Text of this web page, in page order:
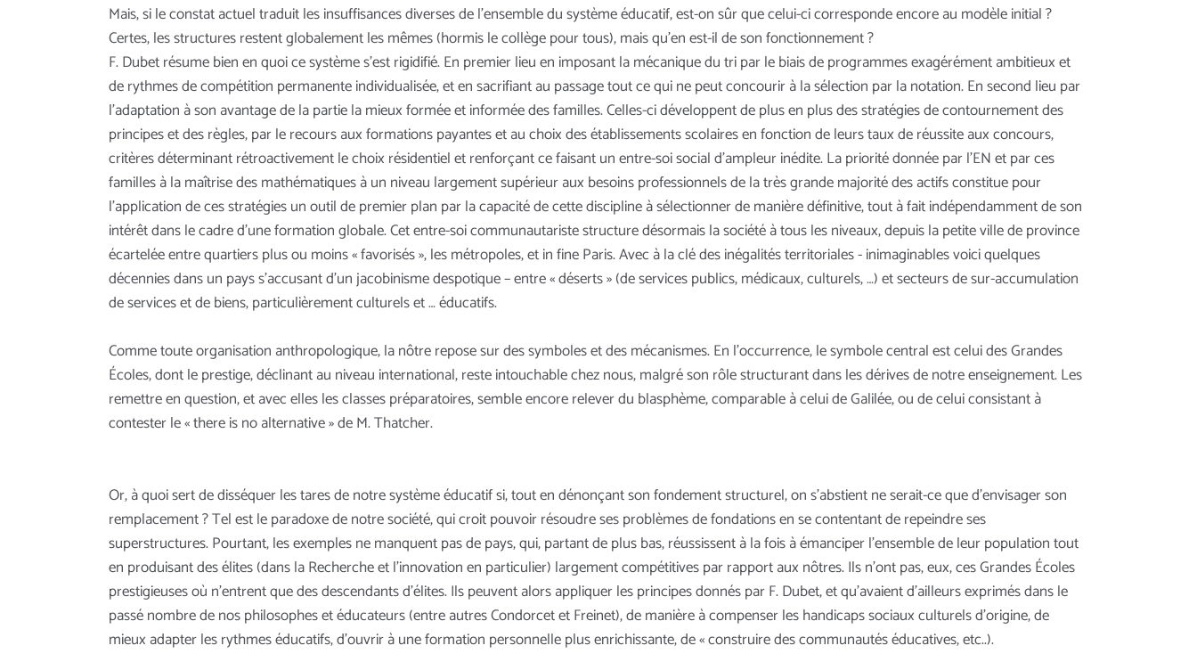
Mais, si le constat actuel traduit les insuffisances diverses de l’ensemble du système éducatif, est-on sûr que celui-ci corresponde encore au modèle initial ?
Certes, les structures restent globalement les mêmes (hormis le collège pour tous), mais qu’en est-il de son fonctionnement ?
F. Dubet résume bien en quoi ce système s’est rigidifié. En premier lieu en imposant la mécanique du tri par le biais de programmes exagérément ambitieux et
de rythmes de compétition permanente individualisée, et en sacrifiant au passage tout ce qui ne peut concourir à la sélection par la notation. En second lieu par
l’adaptation à son avantage de la partie la mieux formée et informée des familles. Celles-ci développent de plus en plus des stratégies de contournement des
principes et des règles, par le recours aux formations payantes et au choix des établissements scolaires en fonction de leurs taux de réussite aux concours,
critères déterminant rétroactivement le choix résidentiel et renforçant ce faisant un entre-soi social d’ampleur inédite. La priorité donnée par l’EN et par ces
familles à la maîtrise des mathématiques à un niveau largement supérieur aux besoins professionnels de la très grande majorité des actifs constitue pour
l’application de ces stratégies un outil de premier plan par la capacité de cette discipline à sélectionner de manière définitive, tout à fait indépendamment de son
intérêt dans le cadre d’une formation globale. Cet entre-soi communautariste structure désormais la société à tous les niveaux, depuis la petite ville de province
écartelée entre quartiers plus ou moins « favorisés », les métropoles, et in fine Paris. Avec à la clé des inégalités territoriales - inimaginables voici quelques
décennies dans un pays s’accusant d’un jacobinisme despotique – entre « déserts » (de services publics, médicaux, culturels, …) et secteurs de sur-accumulation
de services et de biens, particulièrement culturels et … éducatifs.
Comme toute organisation anthropologique, la nôtre repose sur des symboles et des mécanismes. En l’occurrence, le symbole central est celui des Grandes
Écoles, dont le prestige, déclinant au niveau international, reste intouchable chez nous, malgré son rôle structurant dans les dérives de notre enseignement. Les
remettre en question, et avec elles les classes préparatoires, semble encore relever du blasphème, comparable à celui de Galilée, ou de celui consistant à
contester le « there is no alternative » de M. Thatcher.
Or, à quoi sert de disséquer les tares de notre système éducatif si, tout en dénonçant son fondement structurel, on s’abstient ne serait-ce que d’envisager son
remplacement ? Tel est le paradoxe de notre société, qui croit pouvoir résoudre ses problèmes de fondations en se contentant de repeindre ses
superstructures. Pourtant, les exemples ne manquent pas de pays, qui, partant de plus bas, réussissent à la fois à émanciper l’ensemble de leur population tout
en produisant des élites (dans la Recherche et l’innovation en particulier) largement compétitives par rapport aux nôtres. Ils n’ont pas, eux, ces Grandes Écoles
prestigieuses où n’entrent que des descendants d’élites. Ils peuvent alors appliquer les principes donnés par F. Dubet, et qu’avaient d’ailleurs exprimés dans le
passé nombre de nos philosophes et éducateurs (entre autres Condorcet et Freinet), de manière à compenser les handicaps sociaux culturels d’origine, de
mieux adapter les rythmes éducatifs, d’ouvrir à une formation personnelle plus enrichissante, de « construire des communautés éducatives, etc..).